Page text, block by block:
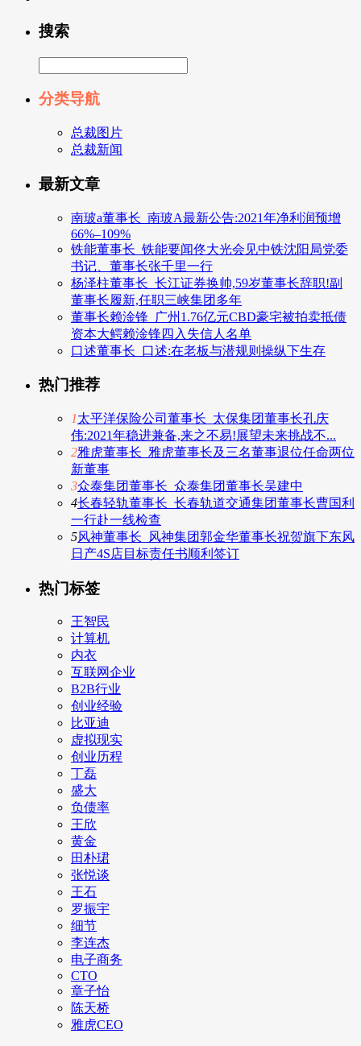
搜索
分类导航
总裁图片
总裁新闻
最新文章
南玻a董事长_南玻A最新公告:2021年净利润预增
66%–109%
铁能董事长_铁能要闻佟大光会见中铁沈阳局党委
书记、董事长张千里一行
杨泽柱董事长_长江证券换帅,59岁董事长辞职!副
董事长履新,任职三峡集团多年
董事长赖淦锋_广州1.76亿元CBD豪宅被拍卖抵债
资本大鳄赖淦锋四入失信人名单
口述董事长_口述:在老板与潜规则操纵下生存
热门推荐
1太平洋保险公司董事长_太保集团董事长孔庆
伟:2021年稳进兼备,来之不易!展望未来挑战不...
2雅虎董事长_雅虎董事长及三名董事退位任命两位
新董事
3众泰集团董事长_众泰集团董事长吴建中
4长春轻轨董事长_长春轨道交通集团董事长曹国利
一行赴一线检查
5风神董事长_风神集团郭金华董事长祝贺旗下东风
日产4S店目标责任书顺利签订
热门标签
王智民
计算机
内衣
互联网企业
B2B行业
创业经验
比亚迪
虚拟现实
创业历程
丁磊
盛大
负债率
王欣
黄金
田朴珺
张悦谈
王石
罗振宇
细节
李连杰
电子商务
CTO
章子怡
陈天桥
雅虎CEO